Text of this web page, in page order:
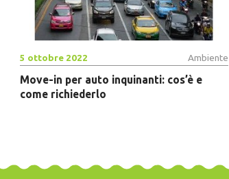
5 ottobre 2022 Ambiente
Move-in per auto inquinanti: cos’è e
come richiederlo